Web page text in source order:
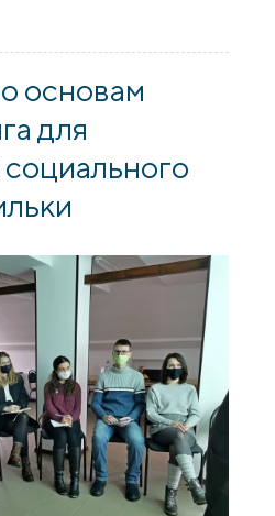
и развития социальных и
основам
для